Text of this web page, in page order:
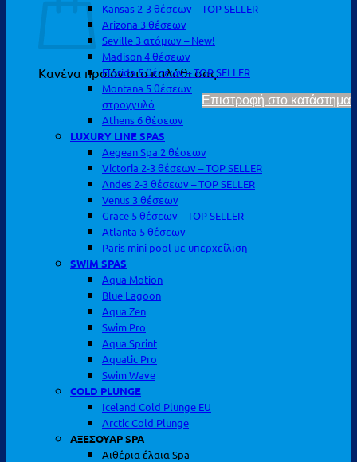
Κανένα προϊόν στο καλάθι σας.
Επιστροφή στο κατάστημα
Kansas 2-3 θέσεων – TOP SELLER
Arizona 3 θέσεων
Seville 3 ατόμων – New!
Madison 4 θέσεων
Florida 5 θέσεων – TOP SELLER
Montana 5 θέσεων
στρογγυλό
Athens 6 θέσεων
LUXURY LINE SPAS
Aegean Spa 2 θέσεων
Victoria 2-3 θέσεων – TOP SELLER
Andes 2-3 θέσεων – TOP SELLER
Venus 3 θέσεων
Grace 5 θέσεων – TOP SELLER
Atlanta 5 θέσεων
Paris mini pool με υπερχείλιση
SWIM SPAS
Aqua Motion
Blue Lagoon
Aqua Zen
Swim Pro
Aqua Sprint
Aquatic Pro
Swim Wave
COLD PLUNGE
Iceland Cold Plunge EU
Arctic Cold Plunge
ΑΞΕΣΟΥΑΡ SPA
Αιθέρια έλαια Spa